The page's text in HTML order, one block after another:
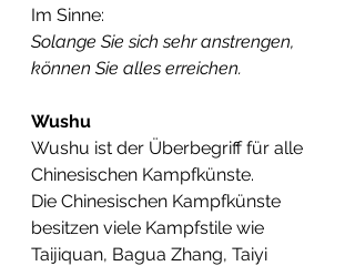
Im Sinne:
Solange Sie sich sehr anstrengen,
können Sie alles erreichen.
Wushu
Wushu ist der Überbegriff für alle
Chinesischen Kampfkünste.
Die Chinesischen Kampfkünste
besitzen viele Kampfstile wie
Taijiquan, Bagua Zhang, Taiyi